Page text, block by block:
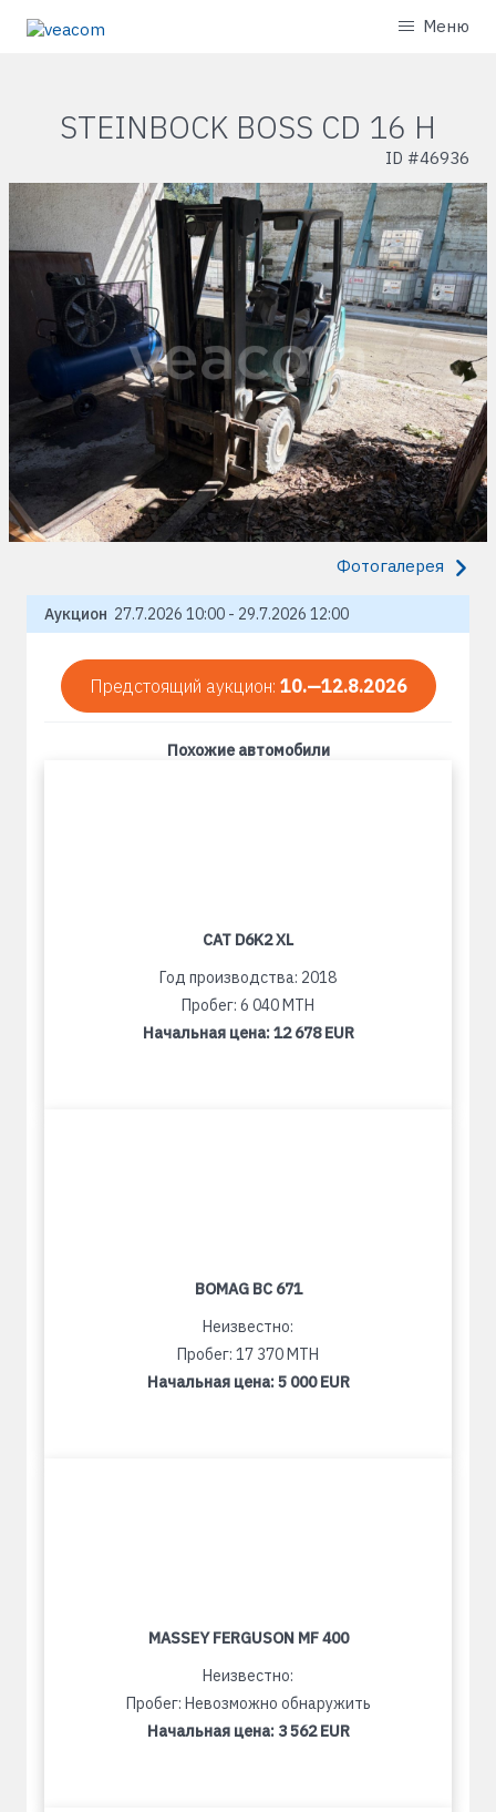
Меню
STEINBOCK BOSS CD 16 H
ID #46936
Фотогалерея
Аукцион 27.7.2026 10:00 - 29.7.2026 12:00
Предстоящий аукцион: 10.—12.8.2026
Похожие автомобили
CAT D6K2 XL
Год производства: 2018
Пробег: 6 040 MTH
Начальная цена:12 678 EUR
BOMAG BC 671
Неизвестно:
Пробег: 17 370 MTH
Начальная цена:5 000 EUR
MASSEY FERGUSON MF 400
Неизвестно:
Пробег: Невозможно обнаружить
Начальная цена: 3 562 EUR